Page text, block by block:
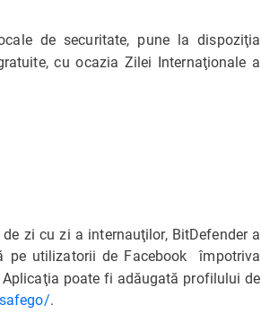
de securitate, pune la dispoziţia
cu ocazia Zilei Internaţionale a
zi cu zi a internauţilor, BitDefender a
pe utilizatorii de Facebook împotriva
poate fi adăugată profilului de
.